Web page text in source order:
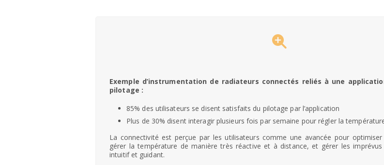
Exemple d’instrumentation de radiateurs connectés reliés à une
pilotage :
85% des utilisateurs se disent satisfaits du pilotage par l’application
Plus de 30% disent interagir plusieurs fois par semaine pour régler la
La connectivité est perçue par les utilisateurs comme une avancée pour
gérer la température de manière très réactive et à distance, et gérer les
intuitif et guidant.